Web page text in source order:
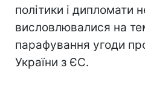
політики і дипломати
висловлювалися на
парафування угоди
України з ЄС.